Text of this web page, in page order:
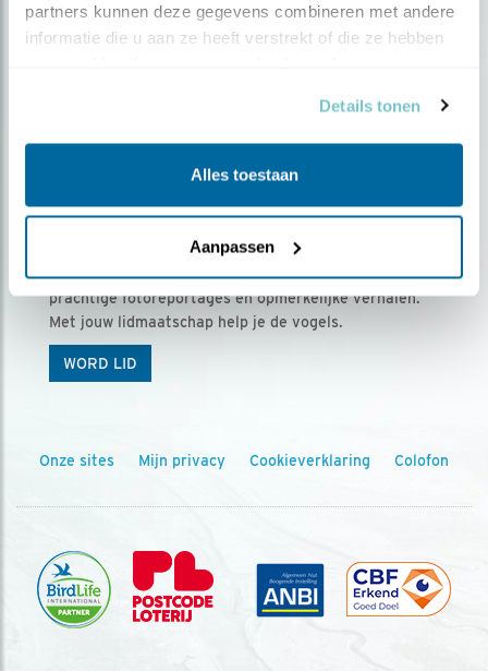
partners kunnen deze gegevens combineren met andere
informatie die u aan ze heeft verstrekt of die ze hebben
Details tonen
Alles toestaan
Aanpassen
Ontvang 5 x Vogels voor € 36,00 per jaar
Vogels is het tijdschrift voor onze leden, met
prachtige fotoreportages en opmerkelijke verhalen.
Met jouw lidmaatschap help je de vogels.
WORD LID
Onze sites Mijn privacy Cookieverklaring Colofon